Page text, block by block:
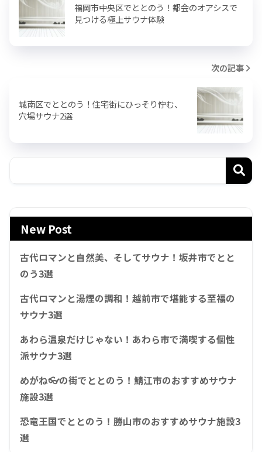
福岡市中央区でととのう！都会のオアシスで
見つける極上サウナ体験
次の記事
城南区でととのう！住宅街にひっそり佇む、
穴場サウナ2選
New Post
古代ロマンと自然美、そしてサウナ！坂井市でとと
のう3選
古代ロマンと湯煙の調和！越前市で堪能する至福の
サウナ3選
あわら温泉だけじゃない！あわら市で満喫する個性
派サウナ3選
めがね👓の街でととのう！鯖江市のおすすめサウナ
施設3選
恐竜王国でととのう！勝山市のおすすめサウナ施設3
選